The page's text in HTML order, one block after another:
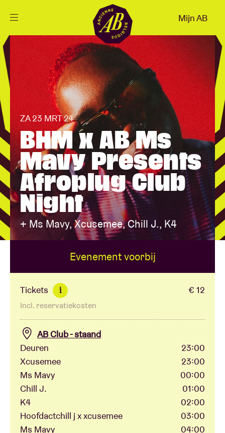
NL
Agenda
Projecten
Nieuws
Bezoekersinfo
AB ❤ you
BRDCST
ABtv
Concertcheque
Over AB
Contact
Mijn AB
ZA 23 MRT 24
BHM x AB Ms
Mavy Presents
Afroplug Club
Night
+ Ms Mavy, Xcusemee, Chill J., K4
Evenement voorbij
Tickets i € 12
Incl. reservatiekosten
AB Club - staand
Deuren
23:00
Xcusemee
23:00
Ms Mavy
00:00
Chill J.
01:00
K4
02:00
Hoofdactchill j x xcusemee
03:00
Ms Mavy
04:00